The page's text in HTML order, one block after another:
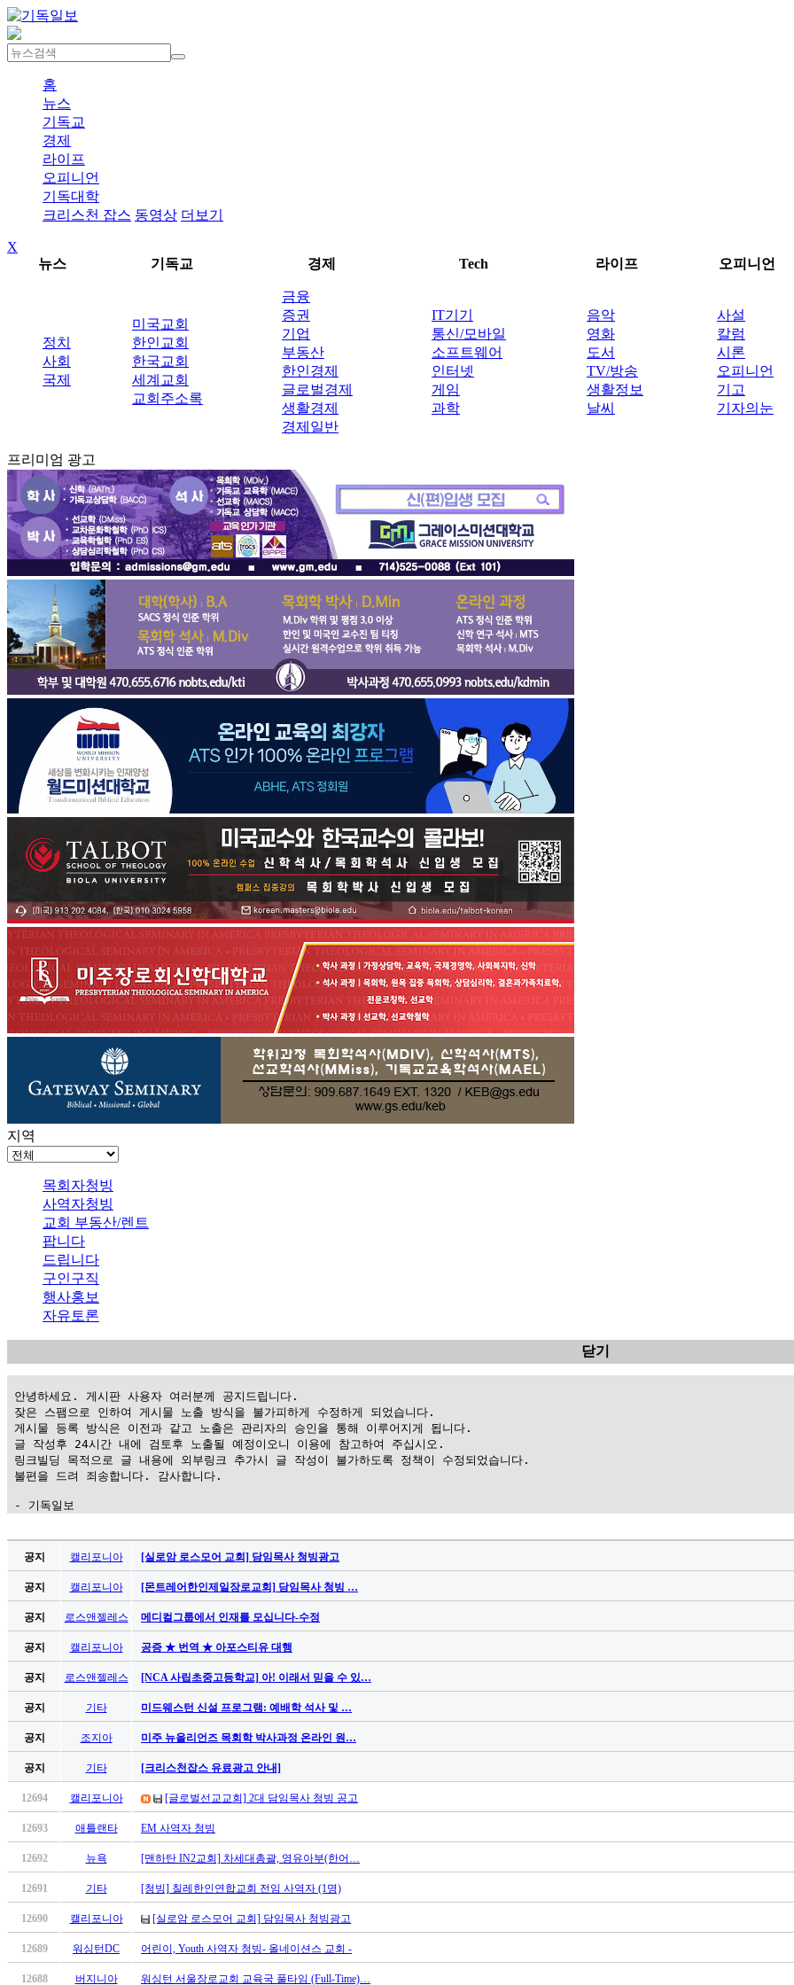
홈
뉴스
기독교
경제
라이프
오피니언
기독대학
크리스천 잡스 동영상 더보기
X
뉴스
기독교 경제 Tech 라이프 오피니언
정치
사회
국제
미국교회
한인교회
한국교회
세계교회
교회주소록
금융
증권
기업
부동산
한인경제
글로벌경제
생활경제
경제일반
IT기기
통신/모바일
소프트웨어
인터넷
게임
과학
음악
영화
도서
TV/방송
생활정보
날씨
사설
칼럼
시론
오피니언
기고
기자의눈
프리미엄 광고
지역
목회자청빙
사역자청빙
교회 부동산/렌트
팝니다
드립니다
구인구직
행사홍보
자유토론
닫기
안녕하세요. 게시판 사용자 여러분께 공지드립니다.
잦은 스팸으로 인하여 게시물 노출 방식을 불가피하게 수정하게 되었습니다.
게시물 등록 방식은 이전과 같고 노출은 관리자의 승인을 통해 이루어지게 됩니다.
글 작성후 24시간 내에 검토후 노출될 예정이오니 이용에 참고하여 주십시오.
링크빌딩 목적으로 글 내용에 외부링크 추가시 글 작성이 불가하도록 정책이 수정되었습니다.
불편을 드려 죄송합니다. 감사합니다.
- 기독일보
만
꼴
밍
넷
minky
합
체
안
브
공지 캘리포니아 [실로암 로스모어 교회] 담임목사 청빙광고
공지 캘리포니아 [몬트레어한인제일장로교회] 담임목사 청빙 …
공지 로스앤젤레스 메디컬그룹에서 인재를 모십니다-수정
공지 캘리포니아 공증 ★ 번역 ★ 아포스티유 대행
공지 로스앤젤레스 [NCA 사립초중고등학교] 아! 이래서 믿을 수 있…
공지 기타 미드웨스턴 신설 프로그램: 예배학 석사 및 …
공지 조지아 미주 뉴올리언즈 목회학 박사과정 온라인 원…
공지 기타 [크리스천잡스 유료광고 안내]
12694 캘리포니아 [글로벌선교교회] 2대 담임목사 청빙 공고
12693 애틀랜타 EM 사역자 청빙
12692 뉴욕 [맨하탄 IN2교회] 차세대총괄, 영유아부(한어…
12691 기타 [청빙] 칠레한인연합교회 전임 사역자 (1명)
12690 캘리포니아 [실로암 로스모어 교회] 담임목사 청빙광고
12689 워싱턴DC 어린이, Youth 사역자 청빙- 올네이션스 교회 -
12688 버지니아 워싱턴 서울장로교회 교육국 풀타임 (Full-Time)…